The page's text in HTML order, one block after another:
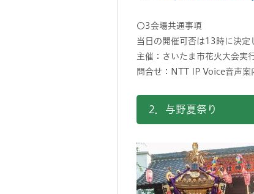
〇3会場共通事項
当日の開催可否は13時に決定
主催：さいたま市花火大会実
問合せ：NTT IP Voice音声
2．与野夏祭り